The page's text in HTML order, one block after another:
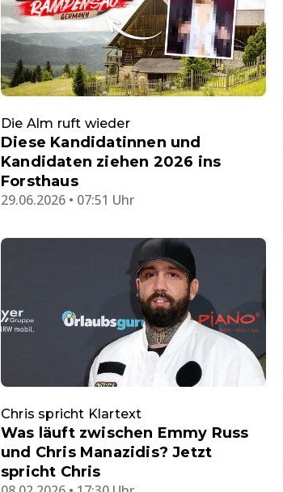
Die Alm ruft wieder
Diese Kandidatinnen und
Kandidaten ziehen 2026 ins
Forsthaus
29.06.2026 • 07:51 Uhr
Chris spricht Klartext
Was läuft zwischen Emmy Russ
und Chris Manazidis? Jetzt
spricht Chris